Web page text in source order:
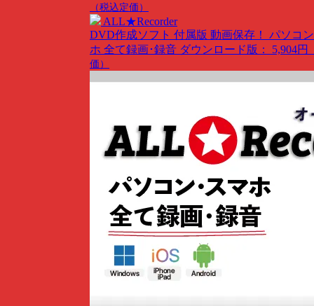
（税込定価）
ALL★Recorder
DVD作成ソフト 付属版 動画保存！ パソコ
ホ 全て録画･録音 ダウンロード版： 5,904円
価）